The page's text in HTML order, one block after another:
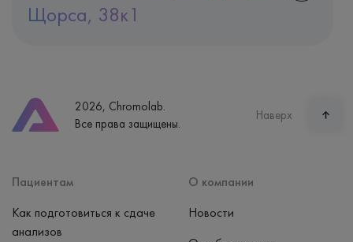
Щорса, 38к1
Часы работы
пн-вс: 7:30-15:00
2026, Chromolab.
Все права защищены.
Наверх
Пациентам
Как подготовиться к сдаче
анализов
О компании
Новости